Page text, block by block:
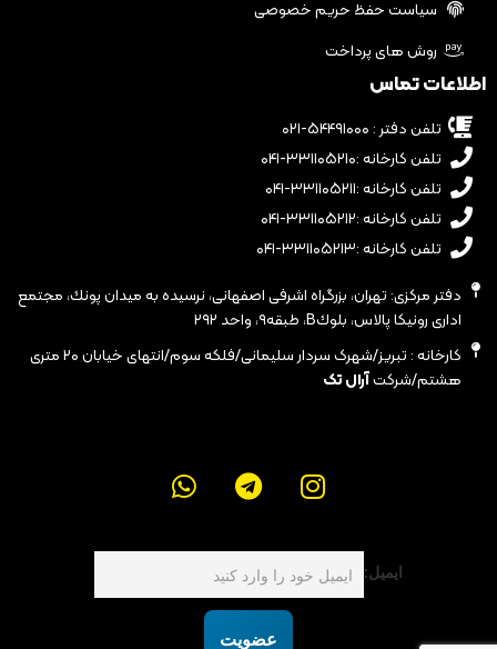
سیاست حفظ حریم خصوصی
روش های پرداخت
اطلاعات تماس
تلفن دفتر : ۵۴۴۹۱۰۰۰-۰۲۱
تلفن کارخانه :۳۳۱۱۰۵۲۱۰-۰۴۱
تلفن کارخانه :۳۳۱۱۰۵۲۱۱-۰۴۱
تلفن کارخانه :۳۳۱۱۰۵۲۱۲-۰۴۱
تلفن کارخانه :۳۳۱۱۰۵۲۱۳-۰۴۱
دفتر مرکزی: تهران، بزرگراه اشرفى اصفهانى، نرسيده به ميدان پونك، مجتمع
ادارى رونيكا پالاس، بلوكB، طبقه٩، واحد ٢٩٢
کارخانه : تبریز/شهرک سردار سلیمانی/فلکه سوم/انتهای خیابان ۲۰ متری
هشتم/شرکتآرال تک
ایمیل:
عضویت